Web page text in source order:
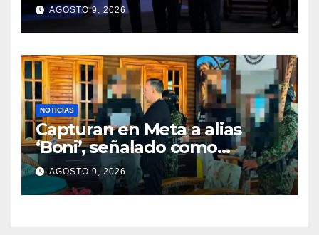
AGOSTO 9, 2026
NOTICIAS
Capturan en Meta a alias
‘Boni’, señalado como
segundo cabecilla de los
Comandos de Frontera
AGOSTO 9, 2026